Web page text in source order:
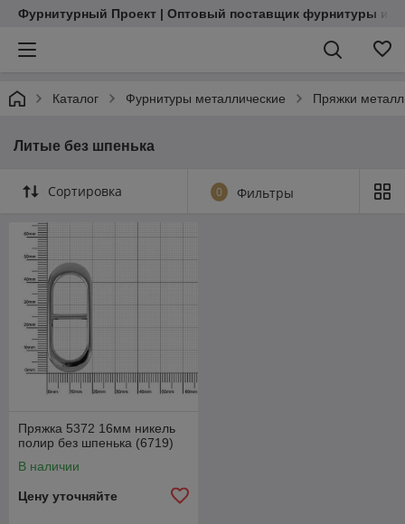
Фурнитурный Проект | Оптовый поставщик фурнитуры и
Каталог Фурнитуры металлические Пряжки
Литые без шпенька
Сортировка 0 Фильтры
Пряжка 5372 16мм никель
полир без шпенька (6719)
В наличии
Цену уточняйте